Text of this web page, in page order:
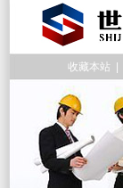
收藏本站